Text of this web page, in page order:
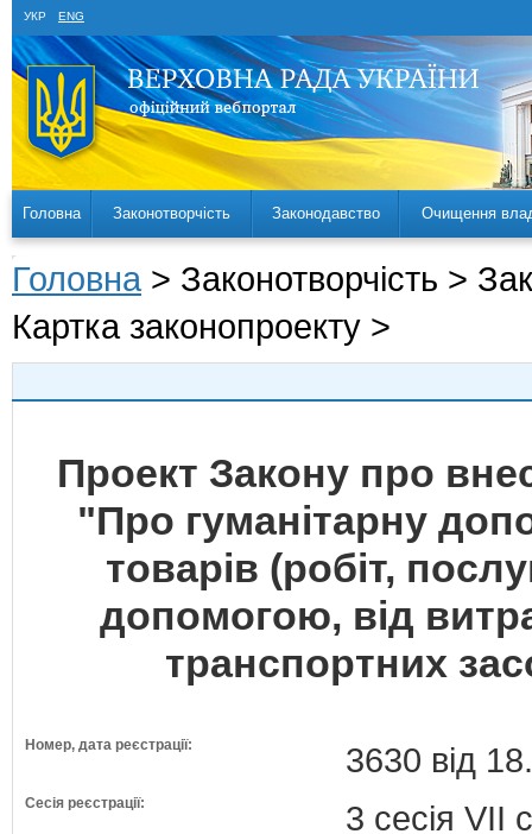
УКР ENG
Головна Законотворчість Законодавство Очищення
Головна > Законотворчість >
Картка законопроекту >
Проект Закону про
"Про гуманітарну
товарів (робіт,
допомогою, від
транспортних
Номер, дата реєстрації: 3630 від
Сесія реєстрації: 3 сесія VII